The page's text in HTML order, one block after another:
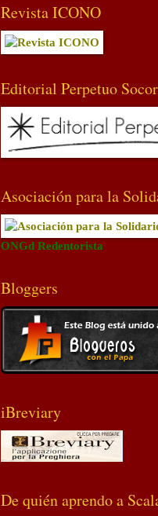
Revista ICONO
Editorial Perpetuo
Asociación para la
ONGd Redentorista
Bloggers
iBreviary
De quién aprendo a